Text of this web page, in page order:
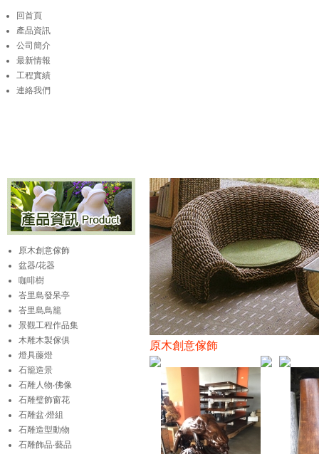
回首頁
產品資訊
公司簡介
最新情報
工程實績
連絡我們
原木創意傢飾
原木創意傢飾
盆器/花器
咖啡樹
峇里島發呆亭
峇里島鳥籠
景觀工程作品集
木雕木製傢俱
燈具藤燈
石籠造景
石雕人物‧佛像
石雕璧飾窗花
石雕盆‧燈組
石雕造型動物
石雕飾品‧藝品